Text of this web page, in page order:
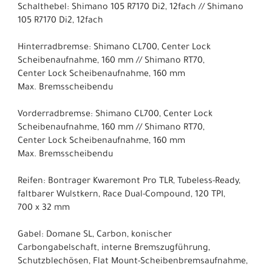
Schalthebel: Shimano 105 R7170 Di2, 12fach // Shimano
105 R7170 Di2, 12fach
Hinterradbremse: Shimano CL700, Center Lock
Scheibenaufnahme, 160 mm // Shimano RT70,
Center Lock Scheibenaufnahme, 160 mm
Max. Bremsscheibendu
Vorderradbremse: Shimano CL700, Center Lock
Scheibenaufnahme, 160 mm // Shimano RT70,
Center Lock Scheibenaufnahme, 160 mm
Max. Bremsscheibendu
Reifen: Bontrager Kwaremont Pro TLR, Tubeless-Ready,
faltbarer Wulstkern, Race Dual-Compound, 120 TPI,
700 x 32 mm
Gabel: Domane SL, Carbon, konischer
Carbongabelschaft, interne Bremszugführung,
Schutzblechösen, Flat Mount-Scheibenbremsaufnahme,